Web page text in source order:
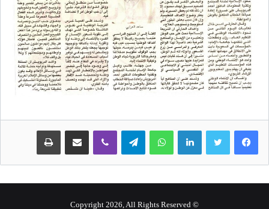
لينكدإن واتساب تيلقرام
© Copyright 2026, All Rights Reserved